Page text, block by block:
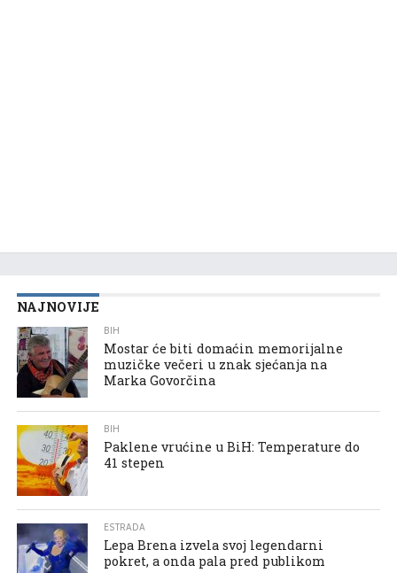
NAJNOVIJE
BIH
Mostar će biti domaćin memorijalne
muzičke večeri u znak sjećanja na
Marka Govorčina
BIH
Paklene vrućine u BiH: Temperature do
41 stepen
ESTRADA
Lepa Brena izvela svoj legendarni
pokret, a onda pala pred publikom